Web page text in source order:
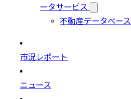
ータサービス
不動産データベース
市況レポート
ニュース